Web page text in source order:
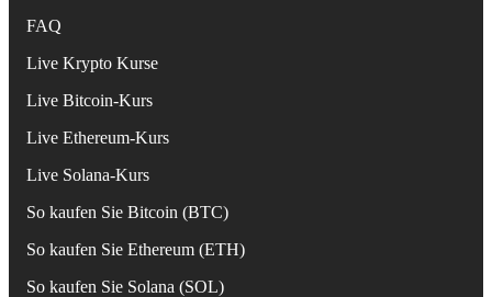
FAQ
Live Krypto Kurse
Live Bitcoin-Kurs
Live Ethereum-Kurs
Live Solana-Kurs
So kaufen Sie Bitcoin (BTC)
So kaufen Sie Ethereum (ETH)
So kaufen Sie Solana (SOL)